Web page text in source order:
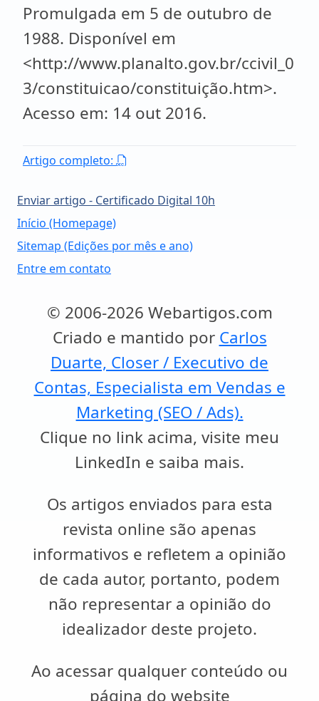
Promulgada em 5 de outubro de
1988. Disponível em
<http://www.planalto.gov.br/ccivil_0
3/constituicao/constituição.htm>.
Acesso em: 14 out 2016.
Artigo completo:
Enviar artigo - Certificado Digital 10h
Início (Homepage)
Sitemap (Edições por mês e ano)
Entre em contato
© 2006-2026 Webartigos.com
Criado e mantido por Carlos
Duarte, Closer / Executivo de
Contas, Especialista em Vendas e
Marketing (SEO / Ads).
Clique no link acima, visite meu
LinkedIn e saiba mais.
Os artigos enviados para esta
revista online são apenas
informativos e refletem a opinião
de cada autor, portanto, podem
não representar a opinião do
idealizador deste projeto.
Ao acessar qualquer conteúdo ou
página do website